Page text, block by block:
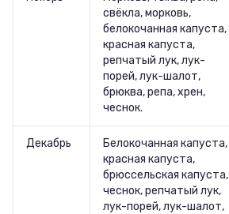
свёкла, морковь,
белокочанная капуста,
красная капуста,
репчатый лук, лук-
порей, лук-шалот,
брюква, репа, хрен,
чеснок.
Декабрь
Белокочанная капуста,
красная капуста,
брюссельская капуста,
чеснок, репчатый лук,
лук-порей, лук-шалот,